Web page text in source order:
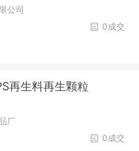
公司
0成交
再生料再生颗粒
厂
0成交